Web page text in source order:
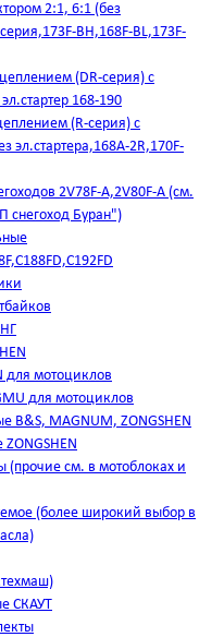
2:1, 6:1 (без
BH,168F-BL,173F-
(DR-серия) с
168-190
(R-серия) с
эл.стартера,168А-2R,170F-
2V78F-A,2V80F-A (см.
снегоход Буран")
для мотоциклов
для мотоциклов
B&S, MAGNUM, ZONGSHEN
(прочие см. в мотоблоках и
(более широкий выбор в
СКАУТ